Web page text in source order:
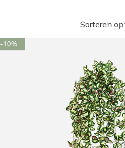
Sorteren op:
-10%